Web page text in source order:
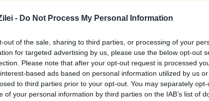
- Do Not Process My Personal Information
out of the sale, sharing to third parties, or processing of your
for targeted advertising by us, please use the below opt-out
Please note that after your opt-out request is processed
based ads based on personal information utilized by us
to third parties prior to your opt-out. You may separately
of your personal information by third parties on the IAB’s list of
parlamentară ar putea